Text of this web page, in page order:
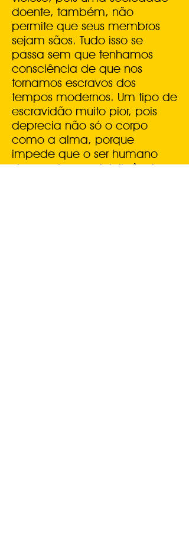
doente, também, não
permite que seus membros
sejam sãos. Tudo isso se
passa sem que tenhamos
consciência de que nos
tornamos escravos dos
tempos modernos. Um tipo de
escravidão muito pior, pois
deprecia não só o corpo
como a alma, porque
impede que o ser humano
desenvolva sua inteligência e